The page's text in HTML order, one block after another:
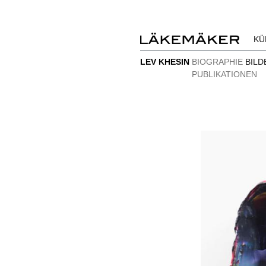
LEV KHESIN BIOGRAPHIE
PUBLIKATIONEN